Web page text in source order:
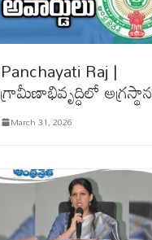
Panchayati Raj |
గ్రామీణాభివృద్ధిలో
March 31, 2026